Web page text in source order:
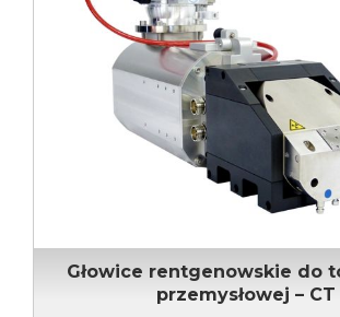
Głowice rentgenowskie do
przemysłowej – CT